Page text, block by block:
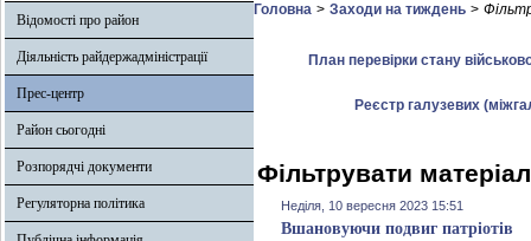
Відомості про район
Діяльність райдержадміністрації
Прес-центр
Район сьогодні
Розпорядчі документи
Регуляторна політика
Головна > Заходи на тиждень >
План перевірки стану
Реєстр галузевих
Фільтрувати
Неділя, 10 вересня 2023 15:51
Вшановуючи подвиг патріотів